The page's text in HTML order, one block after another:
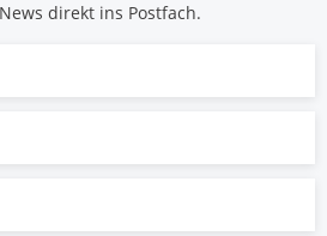
direkt ins Postfach.